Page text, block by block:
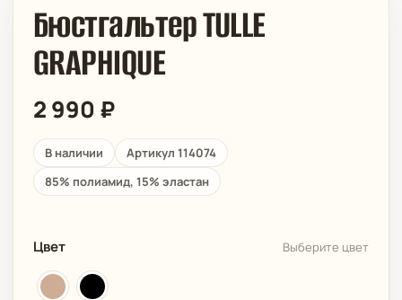
Бюстгальтер TULLE
GRAPHIQUE
2 990 ₽
В наличии
Артикул 114074
85% полиамид, 15% эластан
Цвет Выберите цвет